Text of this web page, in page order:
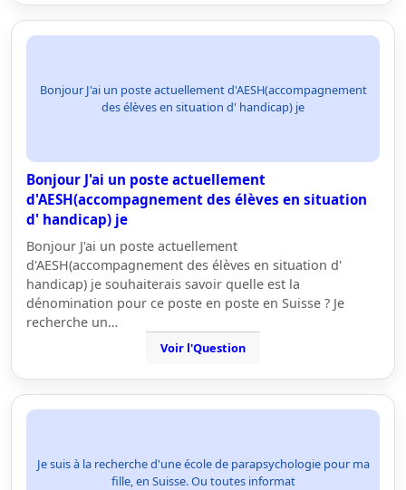
Bonjour J'ai un poste actuellement d'AESH(accompagnement
des élèves en situation d' handicap) je
Bonjour J'ai un poste actuellement
d'AESH(accompagnement des élèves en situation
d' handicap) je
Bonjour J'ai un poste actuellement
d'AESH(accompagnement des élèves en situation d'
handicap) je souhaiterais savoir quelle est la
dénomination pour ce poste en poste en Suisse ? Je
recherche un…
Voir l'Question
Je suis à la recherche d'une école de parapsychologie pour ma
fille, en Suisse. Ou toutes informat